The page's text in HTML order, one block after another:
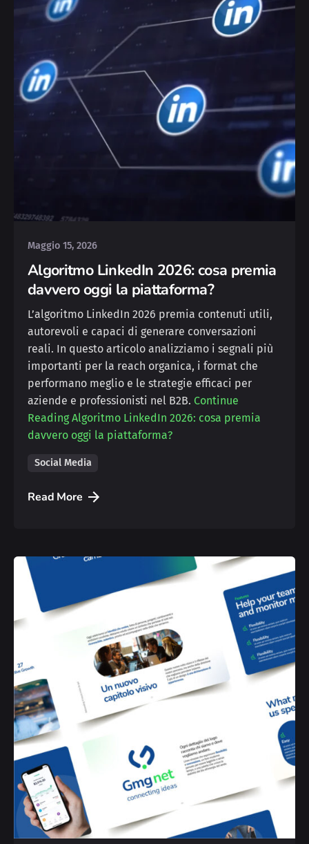
Maggio 15, 2026
Algoritmo LinkedIn 2026: cosa premia
davvero oggi la piattaforma?
L’algoritmo LinkedIn 2026 premia contenuti utili,
autorevoli e capaci di generare conversazioni
reali. In questo articolo analizziamo i segnali più
importanti per la reach organica, i format che
performano meglio e le strategie efficaci per
aziende e professionisti nel B2B. Continue
ReadingAlgoritmo LinkedIn 2026: cosa premia
davvero oggi la piattaforma?
Social Media
Read More
Posted by
Silvia